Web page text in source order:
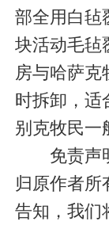
部全用白毡
块活动毛毡
房与哈萨克
时拆卸，适
别克牧民一
免责声明
归原作者所
告知，我们